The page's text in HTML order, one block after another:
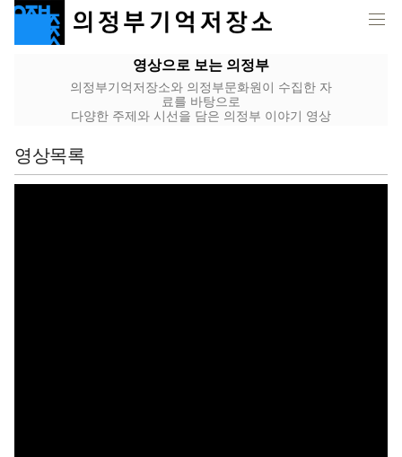
영상으로 보는 의정부
의정부기억저장소와 의정부문화원이 수집한 자
료를 바탕으로
다양한 주제와 시선을 담은 의정부 이야기 영상
영상목록